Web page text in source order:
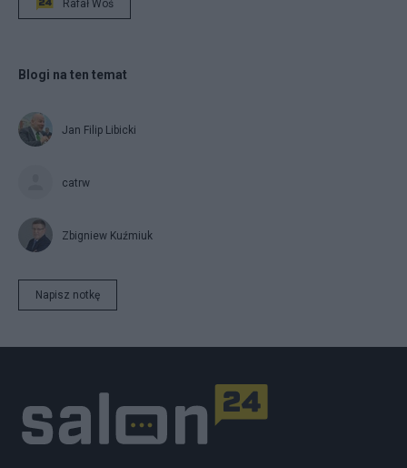
Rafał Woś
Blogi na ten temat
Jan Filip Libicki
catrw
Zbigniew Kuźmiuk
Napisz notkę